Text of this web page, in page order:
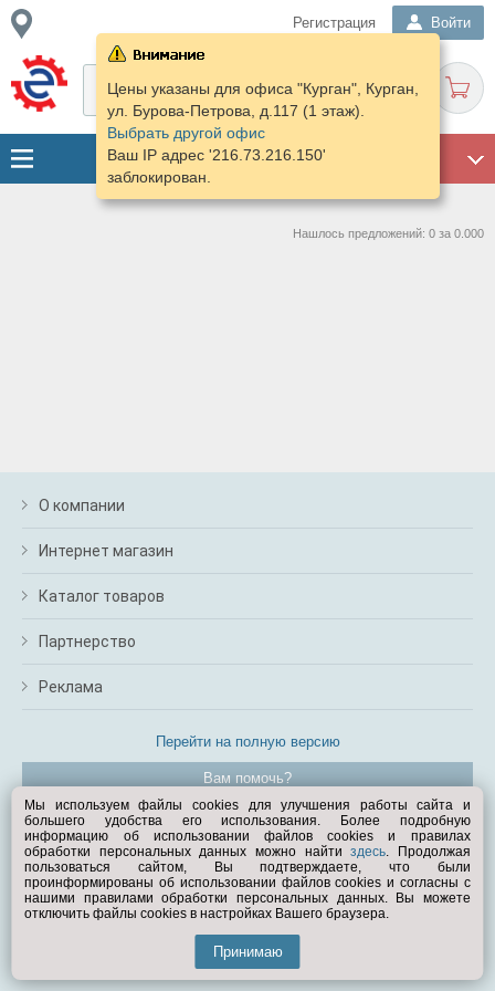
Регистрация Войти
Цены указаны для офиса "Курган", Курган,
ул. Бурова-Петрова, д.117 (1 этаж).
Выбрать другой офис
Ваш IP адрес '216.73.216.150'
заблокирован.
Нашлось предложений: 0 за 0.000
О компании
Интернет магазин
Каталог товаров
Партнерство
Реклама
Перейти на полную версию
Вам помочь?
© Exist.ru 1998—2026
Мы используем файлы cookies для улучшения работы сайта и
большего удобства его использования. Более подробную
информацию об использовании файлов cookies и правилах
обработки персональных данных можно найтиздесь. Продолжая
пользоваться сайтом, Вы подтверждаете, что были
проинформированы об использовании файлов cookies и согласны с
нашими правилами обработки персональных данных. Вы можете
отключить файлы cookies в настройках Вашего браузера.
Принимаю